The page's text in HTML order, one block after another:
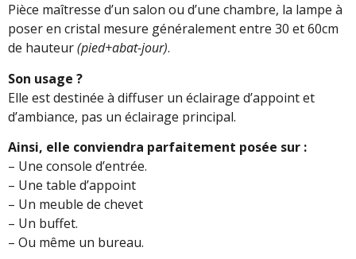
Pièce maîtresse d’un salon ou d’une chambre, la lampe à
poser en cristal mesure généralement entre 30 et 60cm
de hauteur(pied+abat-jour).
Son usage ?
Elle est destinée à diffuser un éclairage d’appoint et
d’ambiance, pas un éclairage principal.
Ainsi, elle conviendra parfaitement posée sur :
– Une console d’entrée.
– Une table d’appoint
– Un meuble de chevet
– Un buffet.
– Ou même un bureau.